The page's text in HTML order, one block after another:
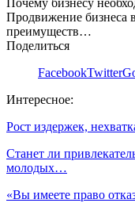
Почему бизнесу
Продвижение бизнеса
преимуществ…
Поделиться
FacebookTwitter
Интересное:
Рост издержек,
Станет ли
молодых…
«Вы имеете право